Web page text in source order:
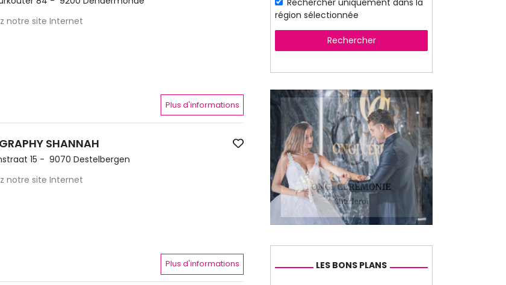
notre site Internet
Plus d'informations
SHANNAH
15 - 9070 Destelbergen
notre site Internet
Plus d'informations
région sélectionnée
Rechercher
LES BONS PLANS